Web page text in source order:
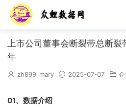
上市公司董事会断裂带总断
年
zh899_mary 2025-07-07
01、数据介绍